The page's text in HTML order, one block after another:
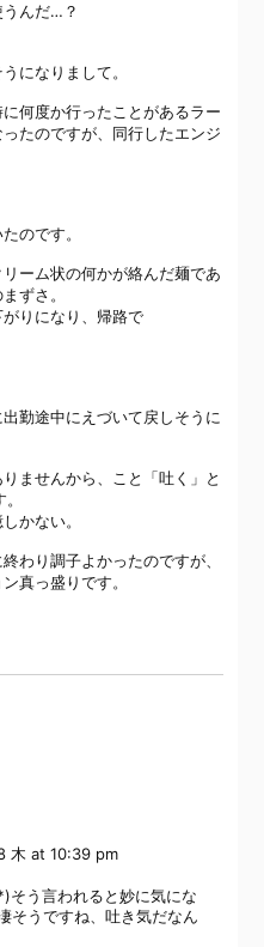
うんだ…？
になりまして。
何度か行ったことがあるラー
たのですが、同行したエンジ
のです。
ーム状の何かが絡んだ麺であ
ずさ。
りになり、帰路で
勤途中にえづいて戻しそうに
ませんから、こと「吐く」と
かない。
わり調子よかったのですが、
真っ盛りです。
木 at 10:39 pm
そう言われると妙に気にな
そうですね、吐き気だなん